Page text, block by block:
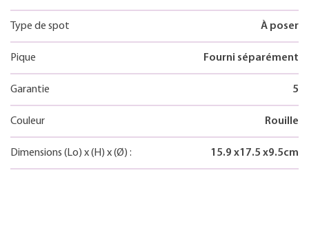
Type de spot À poser
Pique Fourni séparément
Garantie 5
Couleur Rouille
Dimensions (Lo) x(H) x(Ø) : 15.9 x17.5 x9.5cm